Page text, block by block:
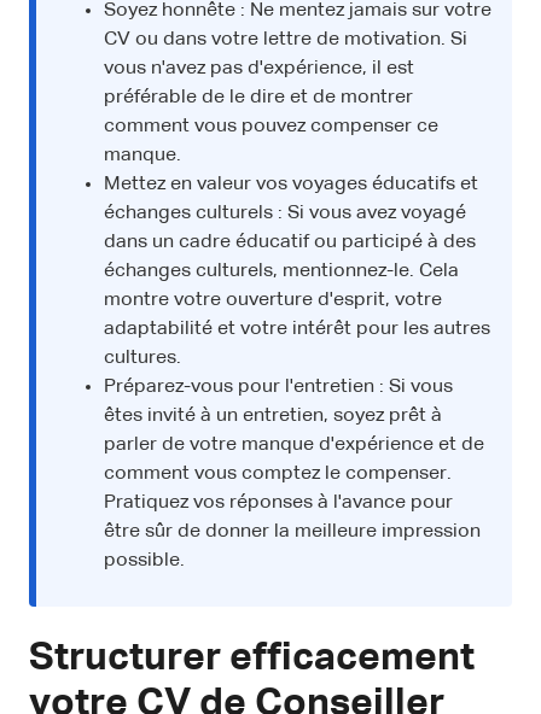
Soyez honnête : Ne mentez jamais sur votre
CV ou dans votre lettre de motivation. Si
vous n'avez pas d'expérience, il est
préférable de le dire et de montrer
comment vous pouvez compenser ce
manque.
Mettez en valeur vos voyages éducatifs et
échanges culturels : Si vous avez voyagé
dans un cadre éducatif ou participé à des
échanges culturels, mentionnez-le. Cela
montre votre ouverture d'esprit, votre
adaptabilité et votre intérêt pour les autres
cultures.
Préparez-vous pour l'entretien : Si vous
êtes invité à un entretien, soyez prêt à
parler de votre manque d'expérience et de
comment vous comptez le compenser.
Pratiquez vos réponses à l'avance pour
être sûr de donner la meilleure impression
possible.
Structurer efficacement
votre CV de Conseiller